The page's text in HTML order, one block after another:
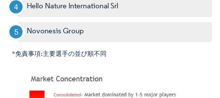
Hello Nature International Srl
Novonesis Group
*免責事項:主要選手の並び順不同